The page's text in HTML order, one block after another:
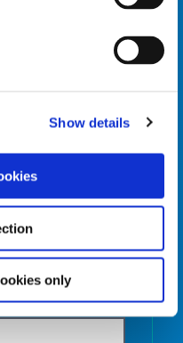
Show details
only
of Measure*